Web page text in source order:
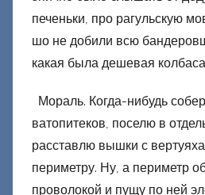
печеньки, про рагульскую
шо не добили всю
какая была дешевая
Мораль. Когда-нибудь
ватопитеков, поселю в
расставлю вышки с
периметру. Ну, а периметр
проволокой и пущу по ней